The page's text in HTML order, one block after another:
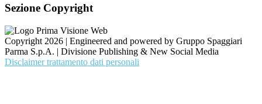
Sezione Copyright
Copyright 2026 | Engineered and powered by Gruppo Spaggiari
Parma S.p.A. | Divisione Publishing & New Social Media
Disclaimer trattamento dati personali